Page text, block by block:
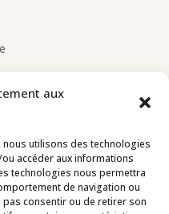
aux
utilisons des technologies
accéder aux informations
technologies nous permettra
de navigation ou
pas consentir ou de retirer son